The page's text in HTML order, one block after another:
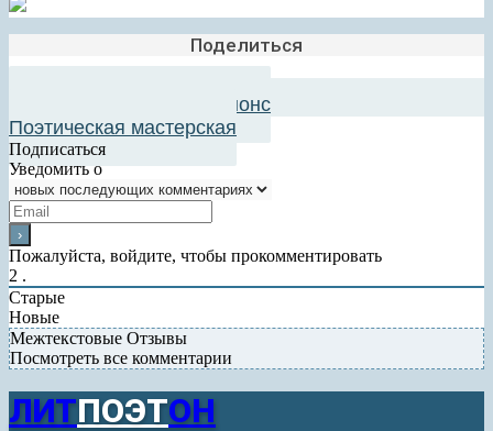
Поделиться
Добавить в авторский анонс
Поэтическая мастерская
Подписаться
Уведомить о
Пожалуйста, войдите, чтобы прокомментировать
2 .
Старые
Новые
Межтекстовые Отзывы
Посмотреть все комментарии
ЛИТПОЭТОН